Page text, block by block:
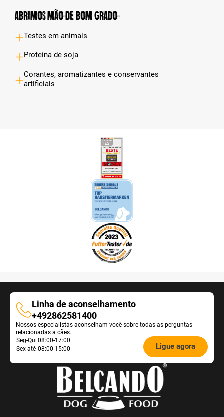
Abrimos mão de bom grado
Testes em animais
Proteína de soja
Corantes, aromatizantes e conservantes
artificiais
Linha de aconselhamento
Linha
de
aconselhamento
+492862581400
Nossos especialistas aconselham você sobre todas as perguntas
relacionadas a cães.
Öffnungszeiten
Futterberatung:
Seg-Qui 08:00-17:00
Sex até 08:00-15:00 Ligue agora